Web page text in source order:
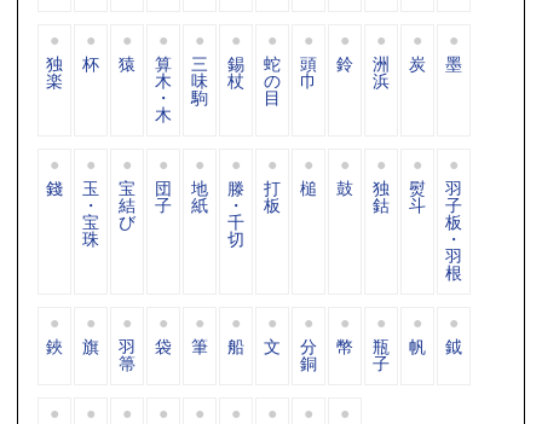
独
楽
杯 猿 算
木
・
木
三
味
駒
錫
杖
蛇
の
目
頭
巾
鈴 洲
浜
炭 墨
錢 玉
・
宝
珠
宝
結
び
団
子
地
紙
滕
・
千
切
打
板
槌 鼓 独
鈷
熨
斗
羽
子
板
・
羽
根
鋏 旗 羽
箒
袋 筆 船 文 分
銅
幣 瓶
子
帆 鉞